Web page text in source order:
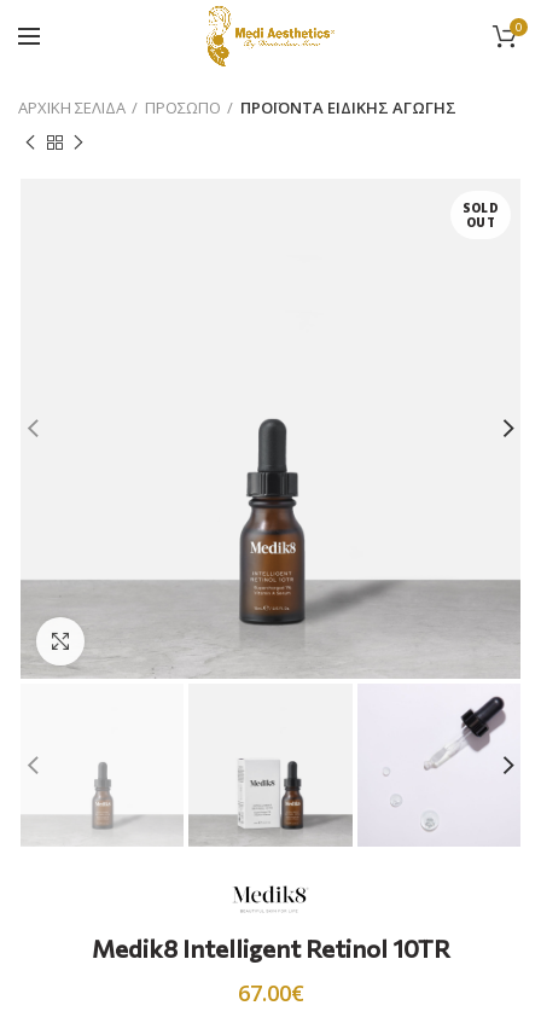
0
ΑΡΧΙΚΉ ΣΕΛΊΔΑ ΠΡΟΣΩΠΟ ΠΡΟΪΟΝΤΑ ΕΙΔΙΚΗΣ ΑΓΩΓΗΣ
SOLD
OUT
Medik8 Intelligent Retinol 10TR
67.00€